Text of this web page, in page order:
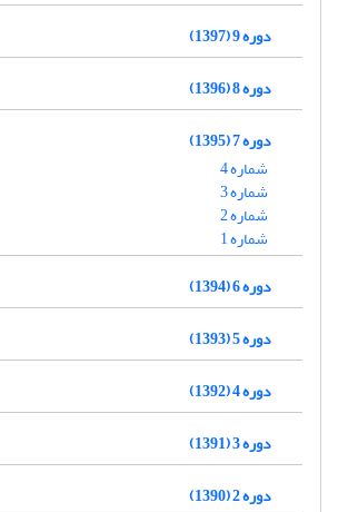
دوره 9 (1397)
دوره 8 (1396)
دوره 7 (1395)
شماره 4
شماره 3
شماره 2
شماره 1
دوره 6 (1394)
دوره 5 (1393)
دوره 4 (1392)
دوره 3 (1391)
دوره 2 (1390)